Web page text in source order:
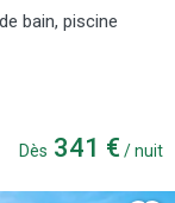
bain, piscine
Dès 341 € / nuit